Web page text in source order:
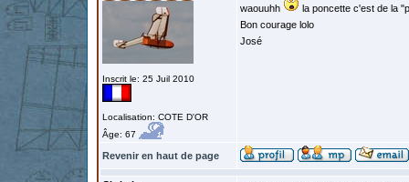
Inscrit le: 25 Juil 2010
Localisation: COTE D'OR
Âge: 67
waouuhh
la poncette c'est de la
Bon courage lolo
José
Revenir en haut de page